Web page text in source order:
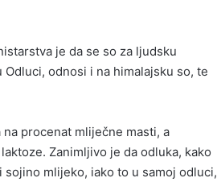
je da se so za ljudsku
Odluci, odnosi i na himalajsku so, te
procenat mliječne masti, a
Zanimljivo je da odluka, kako
sojino mlijeko, iako to u samoj odluci,